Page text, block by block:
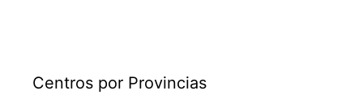
Centros por Provincias